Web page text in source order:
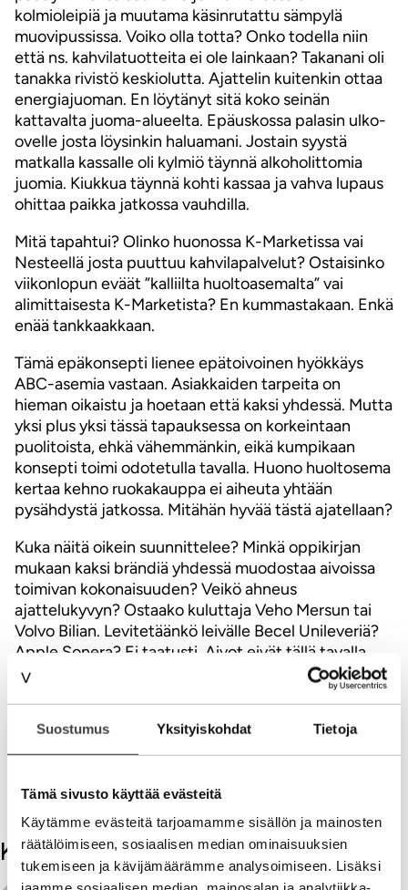
Suostumus Yksityiskohdat Tietoja
Tämä sivusto käyttää evästeitä
Käytämme evästeitä tarjoamamme sisällön ja mainosten
räätälöimiseen, sosiaalisen median ominaisuuksien
tukemiseen ja kävijämäärämme analysoimiseen. Lisäksi
kolmioleipiä ja muutama käsinrutattu sämpylä
muovipussissa. Voiko olla totta? Onko todella niin
että ns. kahvilatuotteita ei ole lainkaan? Takanani oli
tanakka rivistö keskiolutta. Ajattelin kuitenkin ottaa
energiajuoman. En löytänyt sitä koko seinän
kattavalta juoma-alueelta. Epäuskossa palasin ulko-
ovelle josta löysinkin haluamani. Jostain syystä
matkalla kassalle oli kylmiö täynnä alkoholittomia
juomia. Kiukkua täynnä kohti kassaa ja vahva lupaus
ohittaa paikka jatkossa vauhdilla.
Mitä tapahtui? Olinko huonossa K-Marketissa vai
Nesteellä josta puuttuu kahvilapalvelut? Ostaisinko
viikonlopun eväät ”kalliilta huoltoasemalta” vai
alimittaisesta K-Marketista? En kummastakaan. Enkä
enää tankkaakkaan.
Tämä epäkonsepti lienee epätoivoinen hyökkäys
ABC-asemia vastaan. Asiakkaiden tarpeita on
hieman oikaistu ja hoetaan että kaksi yhdessä. Mutta
yksi plus yksi tässä tapauksessa on korkeintaan
puolitoista, ehkä vähemmänkin, eikä kumpikaan
konsepti toimi odotetulla tavalla. Huono huoltosema
kertaa kehno ruokakauppa ei aiheuta yhtään
pysähdystä jatkossa. Mitähän hyvää tästä ajatellaan?
Kuka näitä oikein suunnittelee? Minkä oppikirjan
mukaan kaksi brändiä yhdessä muodostaa aivoissa
toimivan kokonaisuuden? Veikö ahneus
ajattelukyvyn? Ostaako kuluttaja Veho Mersun tai
Volvo Bilian. Levitetäänkö leivälle Becel Unileveriä?
Apple Sonera? Ei taatusti. Aivot eivät tällä tavalla
brändejä käsittele. Brändiä ei synny vaan ainoastaan
minkäänlaista kunnioitusta asiakkaan tarpeita
kohtaan. Susi jo syntyessään.
ps. Siwa on auki ja Tuut Tuut Alepaan!
Kommentit